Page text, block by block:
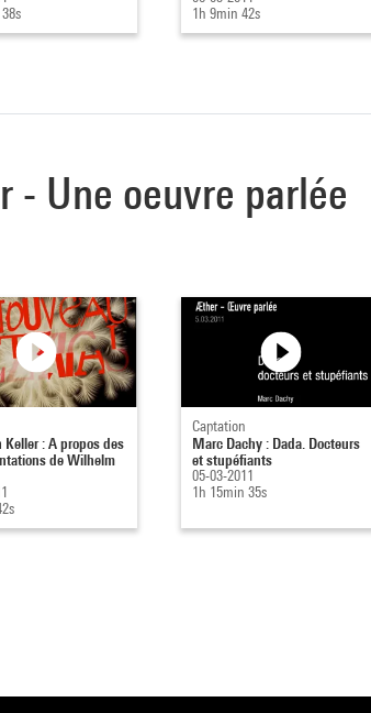
1h 9min 42s
- Une oeuvre parlée
Keller : A propos des
de Wilhelm
Captation
Marc Dachy : Dada. Docteurs
et stupéfiants
05-03-2011
1h 15min 35s